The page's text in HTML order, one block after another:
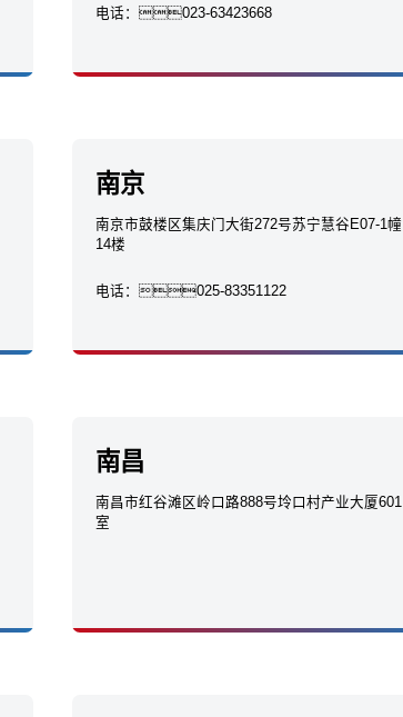
电话：023-63423668
南京
南京市鼓楼区集庆门大街272号苏宁慧谷E07-1幢
14楼
电话：025-83351122
南昌
南昌市红谷滩区岭口路888号坽口村产业大厦601
室